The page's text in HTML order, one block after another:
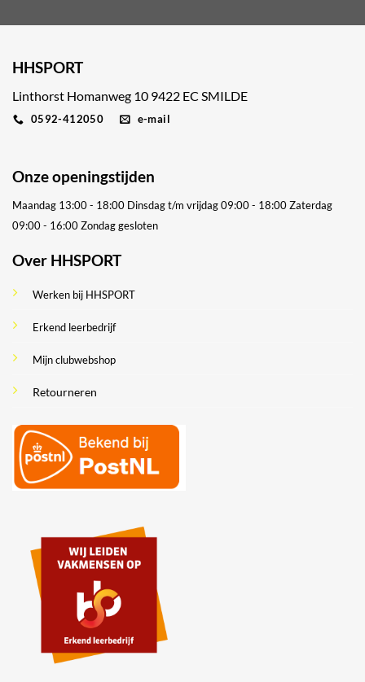
HHSPORT
Linthorst Homanweg 10 9422 EC SMILDE
0592-412050 e-mail
Onze openingstijden
Maandag 13:00 - 18:00 Dinsdag t/m vrijdag 09:00 - 18:00Zaterdag
09:00 - 16:00Zondag gesloten
Over HHSPORT
Werken bij HHSPORT
Erkend leerbedrijf
Mijn clubwebshop
Retourneren